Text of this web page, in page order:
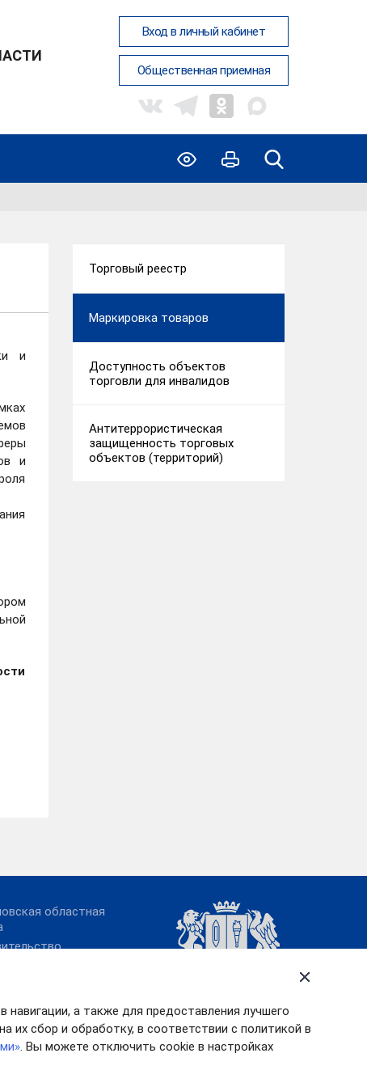
Вход в личный кабинет
Общественная приемная
а также для предоставления лучшего
их сбор и обработку, в соответствии с политикой в
. Вы можете отключить cookie в настройках
и
и
Торговый реестр
Маркировка товаров
Доступность объектов
торговли для инвалидов
Антитеррористическая
защищенность торговых
объектов (территорий)
областная
области